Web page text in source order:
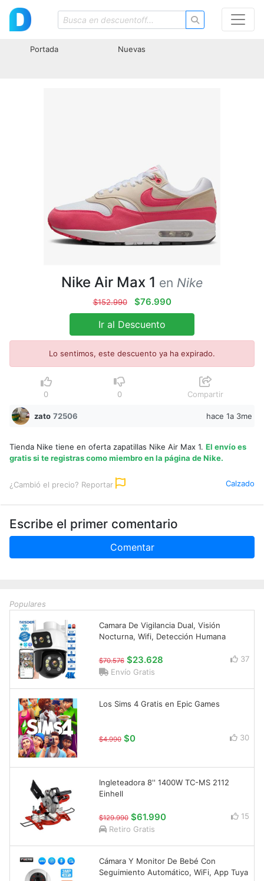
Portada Nuevas
Nike Air Max 1 en Nike
$152.990 $76.990
Ir al Descuento
Lo sentimos, este descuento ya ha expirado.
0 0 Compartir
zato 72506 hace 1a 3me
Tienda Nike tiene en oferta zapatillas Nike Air Max 1. El envío es
gratis si te registras como miembro en la página de Nike.
¿Cambió el precio? Reportar Calzado
Escribe el primer comentario
Comentar
Populares
Camara De Vigilancia Dual, Visión
Nocturna, Wifi, Detección Humana
$70.576 $23.628
37
Envío Gratis
Los Sims 4 Gratis en Epic Games
$4.990 $0 30
Ingleteadora 8'' 1400W TC-MS 2112
Einhell
$129.990 $61.990
15
Retiro Gratis
Cámara Y Monitor De Bebé Con
Seguimiento Automático, WiFi, App Tuya